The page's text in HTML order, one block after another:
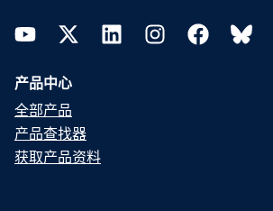
YouTubeTwitter LinkedInInstagramFacebookBluesky
产品中心
全部产品
产品查找器
获取产品资料